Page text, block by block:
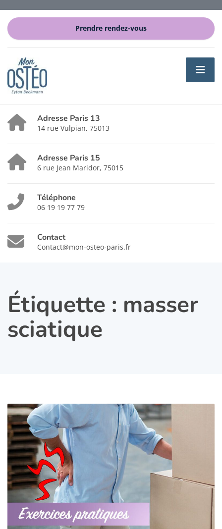
Prendre rendez-vous
Adresse Paris 13
14 rue Vulpian, 75013
Adresse Paris 15
6 rue Jean Maridor, 75015
Téléphone
06 19 19 77 79
Contact
Contact@mon-osteo-paris.fr
Étiquette : masser
sciatique